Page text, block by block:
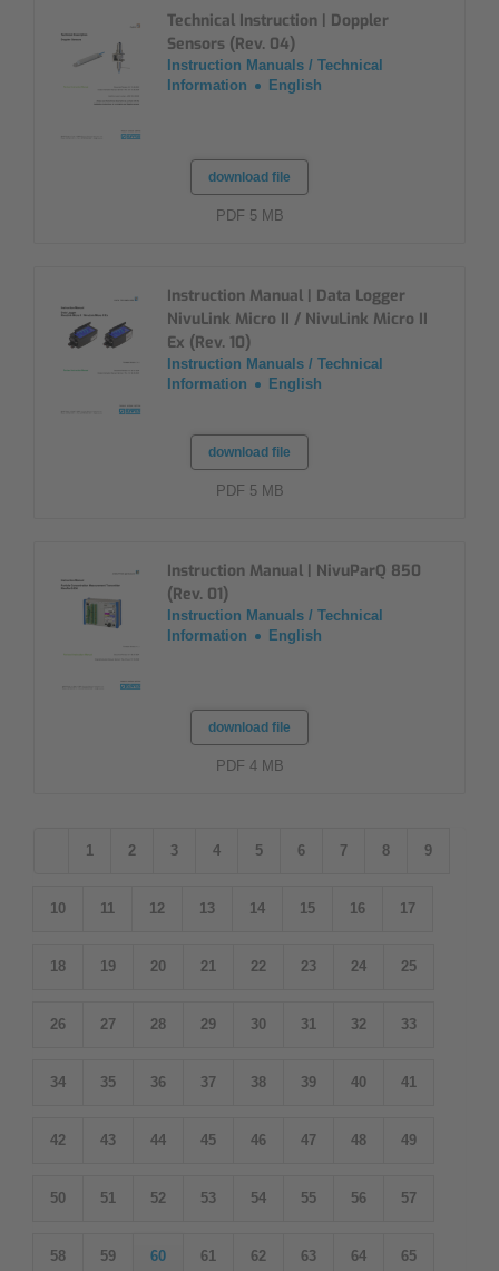
Technical Instruction | Doppler
Sensors (Rev. 04)
Instruction Manuals / Technical
Information
English
download file
PDF 5 MB
Instruction Manual | Data Logger
NivuLink Micro II / NivuLink Micro II
Ex (Rev. 10)
Instruction Manuals / Technical
Information
English
download file
PDF 5 MB
Instruction Manual | NivuParQ 850
(Rev. 01)
Instruction Manuals / Technical
Information
English
download file
PDF 4 MB
1 2 3 4 5 6 7 8 9
10 11 12 13 14 15 16 17
18 19 20 21 22 23 24 25
26 27 28 29 30 31 32 33
34 35 36 37 38 39 40 41
42 43 44 45 46 47 48 49
50 51 52 53 54 55 56 57
58 59 60 61 62 63 64 65